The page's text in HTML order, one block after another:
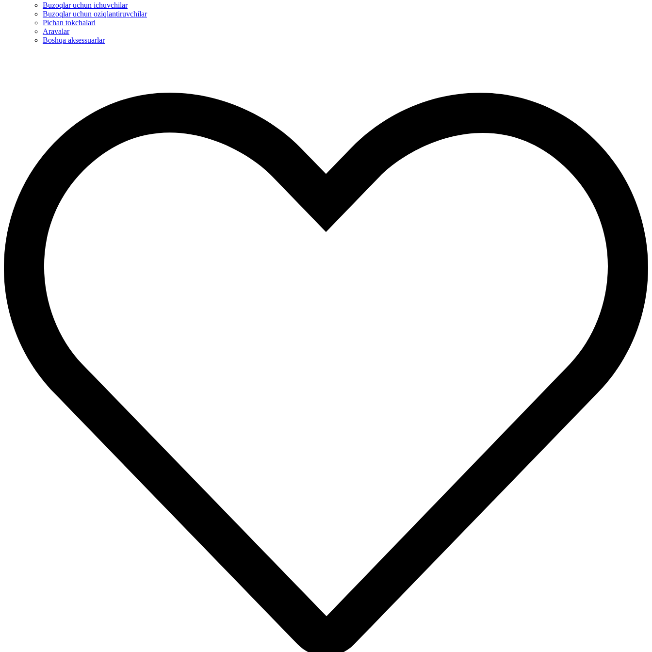
Buzoqlar uchun ichuvchilar
Buzoqlar uchun oziqlantiruvchilar
Pichan tokchalari
Aravalar
Boshqa aksessuarlar